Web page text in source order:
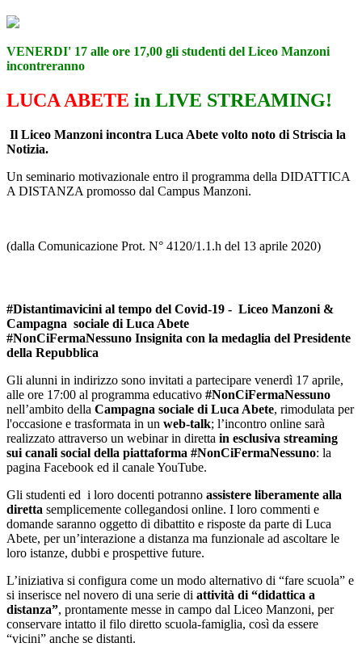
VENERDI' 17 alle ore 17,00 gli studenti del Liceo Manzoni
incontreranno
LUCA ABETE in LIVE STREAMING!
Il Liceo Manzoni incontra Luca Abete volto noto di Striscia la
Notizia.
Un seminario motivazionale entro il programma della DIDATTICA
A DISTANZA promosso dal Campus Manzoni.
(dalla Comunicazione Prot. N° 4120/1.1.h del 13 aprile 2020)
#Distantimavicini al tempo del Covid-19 - Liceo Manzoni &
Campagna sociale di Luca Abete
#NonCiFermaNessuno Insignita con la medaglia del Presidente
della Repubblica
Gli alunni in indirizzo sono invitati a partecipare venerdì 17 aprile,
alle ore 17:00 al programma educativo #NonCiFermaNessuno
nell’ambito della Campagna sociale di Luca Abete, rimodulata per
l'occasione e trasformata in un web-talk; l’incontro online sarà
realizzato attraverso un webinar in diretta in esclusiva streaming
sui canali social della piattaforma #NonCiFermaNessuno: la
pagina Facebook ed il canale YouTube.
Gli studenti ed i loro docenti potranno assistere liberamente alla
diretta semplicemente collegandosi online. I loro commenti e
domande saranno oggetto di dibattito e risposte da parte di Luca
Abete, per un’interazione a distanza ma funzionale ad ascoltare le
loro istanze, dubbi e prospettive future.
L’iniziativa si configura come un modo alternativo di “fare scuola” e
si inserisce nel novero di una serie di attività di “didattica a
distanza”, prontamente messe in campo dal Liceo Manzoni, per
conservare intatto il filo diretto scuola-famiglia, così da essere
“vicini” anche se distanti.